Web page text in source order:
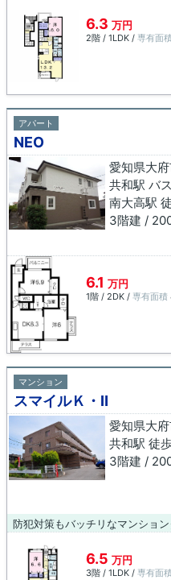
6.3 万円
2階 / 1LDK / 専有面
アパート
NEO
愛知県大
共和駅 バ
南大高駅
3階建 /
6.1 万円
1階 / 2DK / 専有面積
マンション
スマイルＫ・Ⅱ
愛知県大
共和駅 徒
3階建 /
6.5 万円
3階 / 1LDK / 専有面